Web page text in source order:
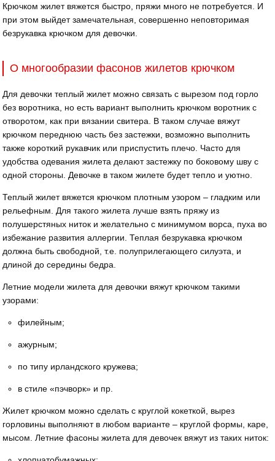
Крючком жилет вяжется быстро, пряжи много не потребуется. И
при этом выйдет замечательная, совершенно неповторимая
безрукавка крючком для девочки.
О многообразии фасонов жилетов крючком
Для девочки теплый жилет можно связать с вырезом под горло
без воротника, но есть вариант выполнить крючком воротник с
отворотом, как при вязании свитера. В таком случае вяжут
крючком переднюю часть без застежки, возможно выполнить
также короткий рукавчик или приспустить плечо. Часто для
удобства одевания жилета делают застежку по боковому шву с
одной стороны. Девочке в таком жилете будет тепло и уютно.
Теплый жилет вяжется крючком плотным узором – гладким или
рельефным. Для такого жилета лучше взять пряжу из
полушерстяных ниток и желательно с минимумом ворса, пуха во
избежание развития аллергии. Теплая безрукавка крючком
должна быть свободной, т.е. полуприлегающего силуэта, и
длиной до середины бедра.
Летние модели жилета для девочки вяжут крючком такими
узорами:
филейным;
ажурным;
по типу ирландского кружева;
в стиле «пэчворк» и пр.
Жилет крючком можно сделать с круглой кокеткой, вырез
горловины выполняют в любом варианте – круглой формы, каре,
мысом. Летние фасоны жилета для девочек вяжут из таких ниток: